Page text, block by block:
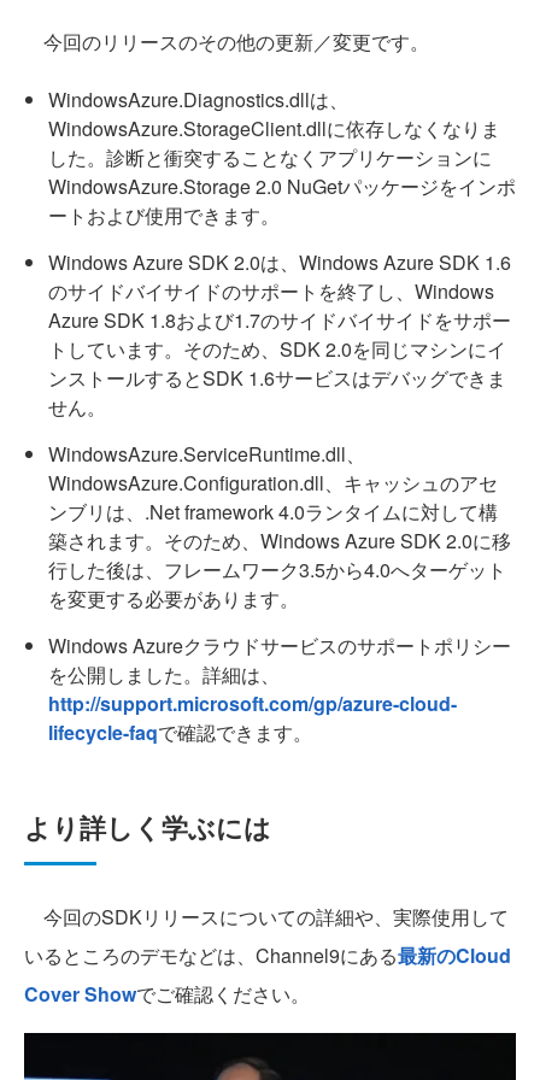
今回のリリースのその他の更新／変更です。
WindowsAzure.Diagnostics.dllは、
WindowsAzure.StorageClient.dllに依存しなくなりま
した。診断と衝突することなくアプリケーションに
WindowsAzure.Storage 2.0 NuGetパッケージをインポ
ートおよび使用できます。
Windows Azure SDK 2.0は、Windows Azure SDK 1.6
のサイドバイサイドのサポートを終了し、Windows
Azure SDK 1.8および1.7のサイドバイサイドをサポー
トしています。そのため、SDK 2.0を同じマシンにイ
ンストールするとSDK 1.6サービスはデバッグできま
せん。
WindowsAzure.ServiceRuntime.dll、
WindowsAzure.Configuration.dll、キャッシュのアセ
ンブリは、.Net framework 4.0ランタイムに対して構
築されます。そのため、Windows Azure SDK 2.0に移
行した後は、フレームワーク3.5から4.0へターゲット
を変更する必要があります。
Windows Azureクラウドサービスのサポートポリシー
を公開しました。詳細は、
http://support.microsoft.com/gp/azure-cloud-
lifecycle-faqで確認できます。
より詳しく学ぶには
今回のSDKリリースについての詳細や、実際使用して
いるところのデモなどは、Channel9にある最新のCloud
Cover Showでご確認ください。